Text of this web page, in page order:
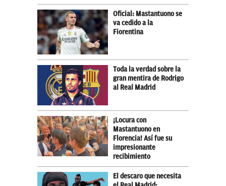
Oficial: Mastantuono se
va cedido a la
Fiorentina
Toda la verdad sobre la
gran mentira de Rodrigo
al Real Madrid
¡Locura con
Mastantuono en
Florencia! Así fue su
impresionante
recibimiento
El descaro que necesita